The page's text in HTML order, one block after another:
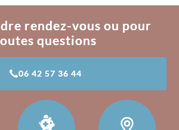
rendez-vous ou pour
questions
06 42 57 36 44